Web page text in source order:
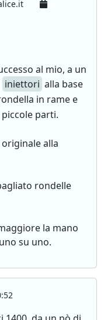
al mio, a un
iniettori alla base
in rame e
piccole parti.
alla
rondelle
la mano
su uno.